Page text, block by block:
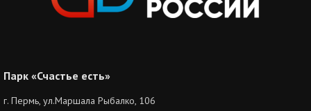
Парк «Счастье есть»
г. Пермь, ул.Маршала Рыбалко, 106